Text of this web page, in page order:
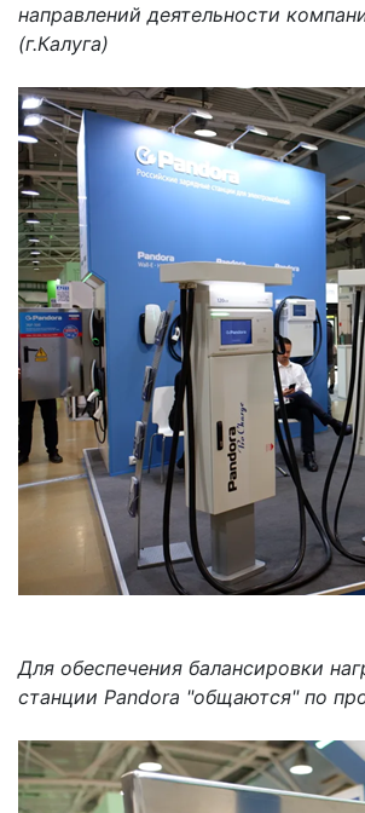
направлений деятельности
(г.Калуга)
Для обеспечения балансировки
станции Pandora "общаются" по